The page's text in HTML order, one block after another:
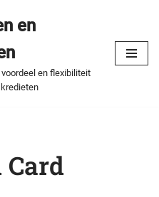
en
en flexibiliteit